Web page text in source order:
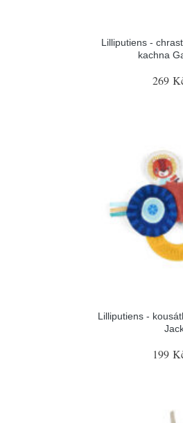
Lilliputiens -
kachna
269
Lilliputiens -
199